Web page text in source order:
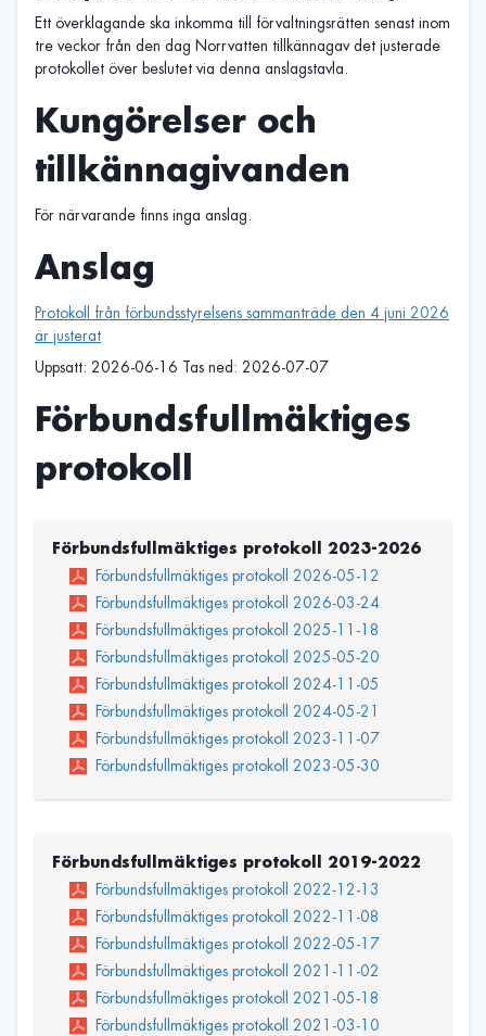
Ett överklagande ska inkomma till förvaltningsrätten senast inom
tre veckor från den dag Norrvatten tillkännagav det justerade
protokollet över beslutet via denna anslagstavla.
Kungörelser och
tillkännagivanden
För närvarande finns inga anslag.
Anslag
Protokoll från förbundsstyrelsens sammanträde den 4 juni 2026
är justerat
Uppsatt: 2026-06-16 Tas ned: 2026-07-07
Förbundsfullmäktiges
protokoll
Förbundsfullmäktiges protokoll 2023-2026
Förbundsfullmäktiges protokoll 2026-05-12
Förbundsfullmäktiges protokoll 2026-03-24
Förbundsfullmäktiges protokoll 2025-11-18
Förbundsfullmäktiges protokoll 2025-05-20
Förbundsfullmäktiges protokoll 2024-11-05
Förbundsfullmäktiges protokoll 2024-05-21
Förbundsfullmäktiges protokoll 2023-11-07
Förbundsfullmäktiges protokoll 2023-05-30
Förbundsfullmäktiges protokoll 2019-2022
Förbundsfullmäktiges protokoll 2022-12-13
Förbundsfullmäktiges protokoll 2022-11-08
Förbundsfullmäktiges protokoll 2022-05-17
Förbundsfullmäktiges protokoll 2021-11-02
Förbundsfullmäktiges protokoll 2021-05-18
Förbundsfullmäktiges protokoll 2021-03-10